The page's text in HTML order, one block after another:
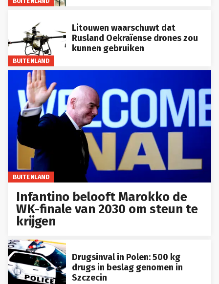
BUITENLAND
Litouwen waarschuwt dat
Rusland Oekraïense drones zou
kunnen gebruiken
BUITENLAND
Infantino belooft Marokko de
WK-finale van 2030 om steun te
krijgen
Drugsinval in Polen: 500 kg
drugs in beslag genomen in
Szczecin